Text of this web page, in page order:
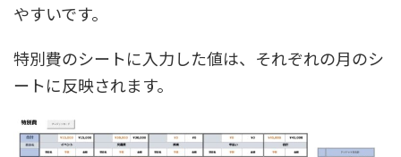
やすいです。
特別費のシートに入力した値は、それぞれの月のシ
ートに反映されます。